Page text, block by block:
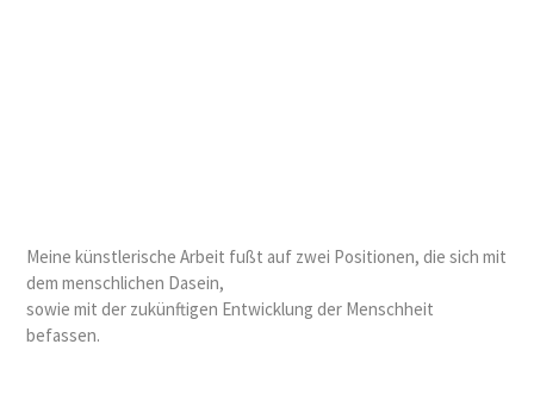
Meine künstlerische Arbeit fußt auf zwei Positionen, die sich mit
dem menschlichen Dasein,
sowie mit der zukünftigen Entwicklung der Menschheit
befassen.